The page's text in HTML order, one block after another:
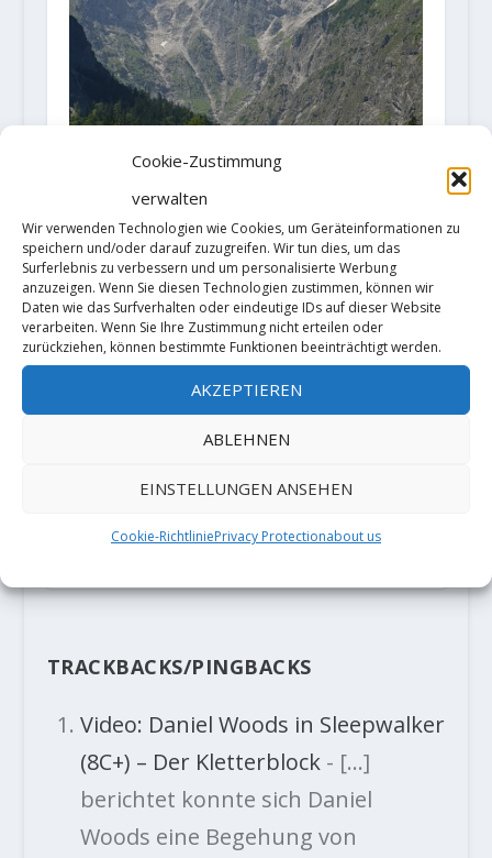
Cookie-Zustimmung
verwalten
Wir verwenden Technologien wie Cookies, um Geräteinformationen zu
speichern und/oder darauf zuzugreifen. Wir tun dies, um das
Surferlebnis zu verbessern und um personalisierte Werbung
anzuzeigen. Wenn Sie diesen Technologien zustimmen, können wir
Daten wie das Surfverhalten oder eindeutige IDs auf dieser Website
verarbeiten. Wenn Sie Ihre Zustimmung nicht erteilen oder
zurückziehen, können bestimmte Funktionen beeinträchtigt werden.
AKZEPTIEREN
ABLEHNEN
EINSTELLUNGEN ANSEHEN
Cookie-RichtliniePrivacy Protectionabout us
The longest routes in europe
18. September 2019
FA "Love will tear us apart" 8C and
Hammack
TRACKBACKS/PINGBACKS
Video: Daniel Woods in Sleepwalker
(8C+) – Der Kletterblock- […]
berichtet konnte sich Daniel
Woods eine Begehung von